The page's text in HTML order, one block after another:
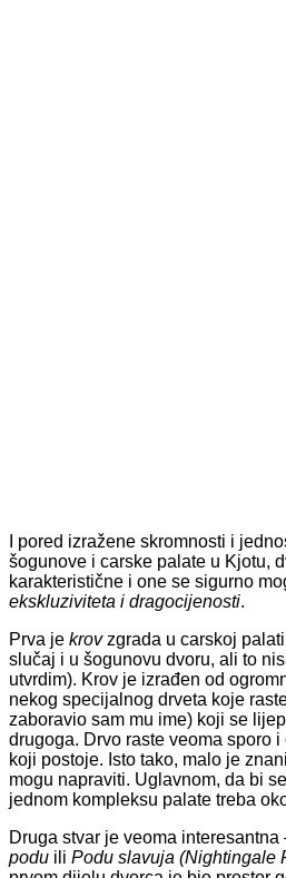
I pored izražene skromnosti i
šogunove i carske palate u Kjotu,
karakteristične i one se sigurno
ekskluziviteta i dragocijenosti.
Prva je krovzgrada u carskoj
slučaj i u šogunovu dvoru, ali to
utvrdim). Krov je izrađen od
nekog specijalnog drveta koje
zaboravio sam mu ime) koji se
drugoga. Drvo raste veoma sporo
koji postoje. Isto tako, malo je
mogu napraviti. Uglavnom, da bi
jednom kompleksu palate treba
Druga stvar je veoma interesantna
podu ili Podu slavuja (Nightingale